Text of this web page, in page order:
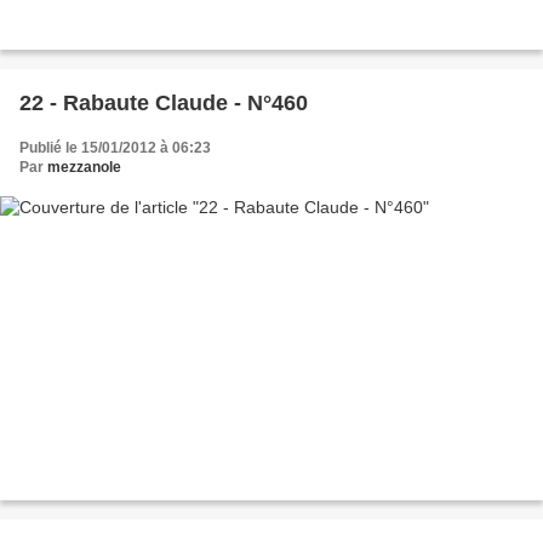
22 - Rabaute Claude - N°460
Publié le 15/01/2012 à 06:23
Par mezzanole